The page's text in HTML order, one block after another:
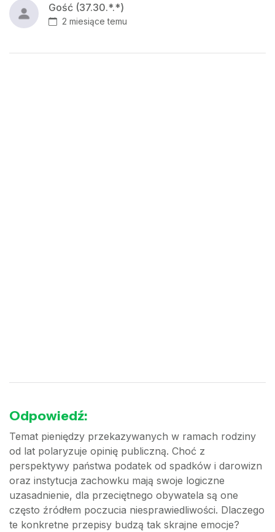
Gość (37.30.*.*)
2 miesiące temu
Odpowiedź:
Temat pieniędzy przekazywanych w ramach rodziny
od lat polaryzuje opinię publiczną. Choć z
perspektywy państwa podatek od spadków i darowizn
oraz instytucja zachowku mają swoje logiczne
uzasadnienie, dla przeciętnego obywatela są one
często źródłem poczucia niesprawiedliwości. Dlaczego
te konkretne przepisy budzą tak skrajne emocje?